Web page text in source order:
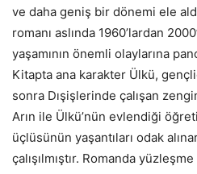
ve daha geniş bir dönemi ele
romanı aslında 1960’lardan
yaşamının önemli olaylarına
Kitapta ana karakter Ülkü,
sonra Dışişlerinde çalışan
Arın ile Ülkü’nün evlendiği
üçlüsünün yaşantıları odak
çalışılmıştır. Romanda